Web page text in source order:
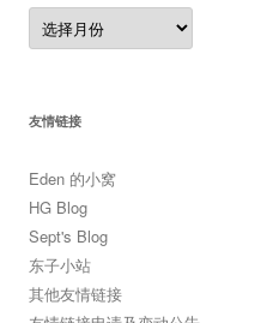
归
档
友情链接
Eden 的小窝
HG Blog
Sept's Blog
东子小站
其他友情链接